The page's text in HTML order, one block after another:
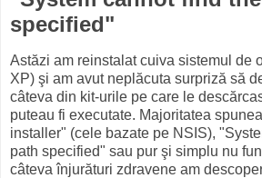
specified"
Astăzi am reinstalat cuiva sistemul de
XP) şi am avut neplăcuta surpriză să
câteva din kit-urile pe care le
puteau fi executate. Majoritatea
installer" (cele bazate pe NSIS),
path specified" sau pur şi simplu nu
câteva înjurături zdravene am